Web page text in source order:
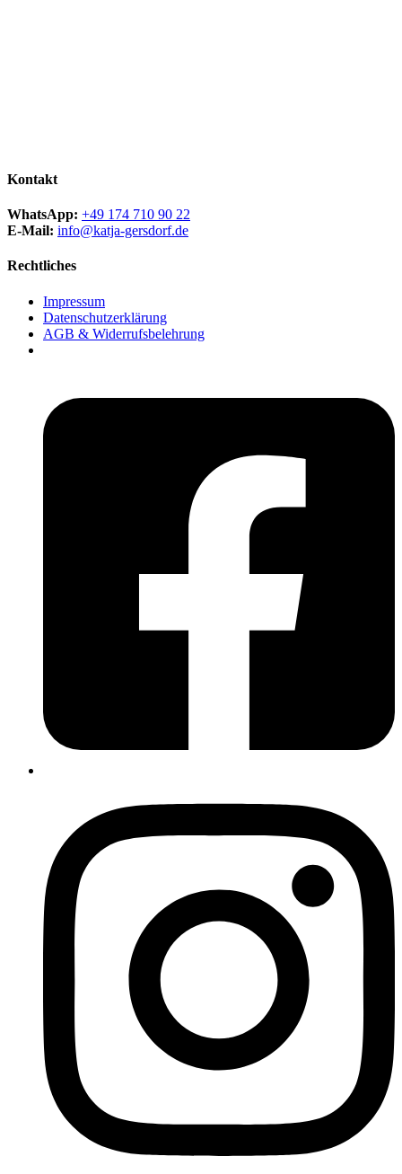
Kontakt
WhatsApp: +49 174 710 90 22
E-Mail: info@katja-gersdorf.de
Rechtliches
Impressum
Datenschutzerklärung
AGB & Widerrufsbelehrung